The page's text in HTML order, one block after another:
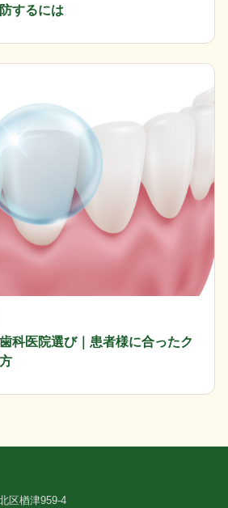
するには
科医院選び｜患者様に合ったク
区楢津959-4